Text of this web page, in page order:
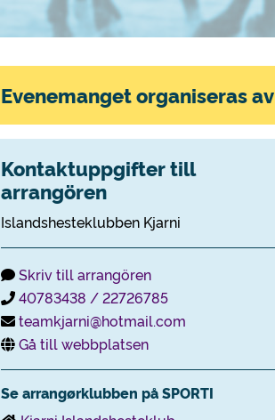
Evenemanget organiseras av
Kontaktuppgifter till
arrangören
Islandshesteklubben Kjarni
Skriv till arrangören
40783438 / 22726785
teamkjarni@hotmail.com
Gå till webbplatsen
Se arrangørklubben på SPORTI